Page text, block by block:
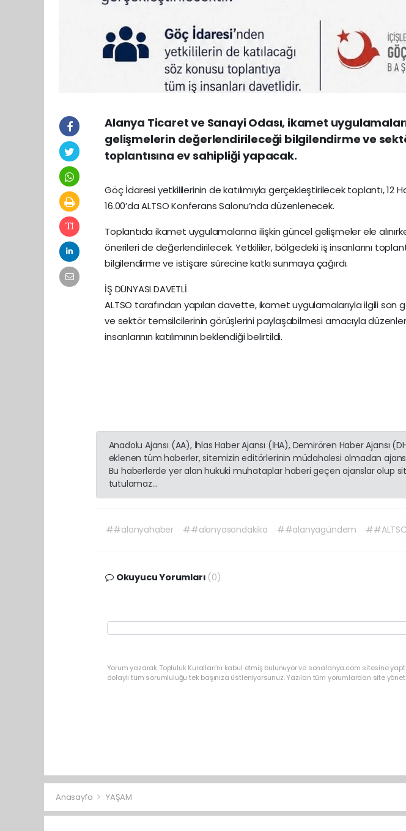
Alanya Ticaret ve Sanayi Odası, ikamet
gelişmelerin değerlendirileceği bilgilendirme ve
toplantısına ev sahipliği yapacak.
Göç İdaresi yetkililerinin de katılımıyla gerçekleştirilecek toplantı, 12
16.00’da ALTSO Konferans Salonu’nda düzenlenecek.
Toplantıda ikamet uygulamalarına ilişkin güncel gelişmeler ele
önerileri de değerlendirilecek. Yetkililer, bölgedeki iş insanlarını
bilgilendirme ve istişare sürecine katkı sunmaya çağırdı.
İŞ DÜNYASI DAVETLİ
ALTSO tarafından yapılan davette, ikamet uygulamalarıyla ilgili son
ve sektör temsilcilerinin görüşlerini paylaşabilmesi amacıyla
insanlarının katılımının beklendiği belirtildi.
Anadolu Ajansı (AA), İhlas Haber Ajansı (İHA), Demirören Haber Ajansı
eklenen tüm haberler, sitemizin editörlerinin müdahalesi olmadan
Bu haberlerde yer alan hukuki muhataplar haberi geçen ajanslar olup
tutulamaz...
##alanyahaber ##alanyasondakika ##alanyagündem
Okuyucu Yorumları (0)
Yorum yazarak Topluluk Kuralları’nı kabul etmiş bulunuyor ve sonalanya.com sitesine
dolaylı tüm sorumluluğu tek başınıza üstleniyorsunuz. Yazılan tüm yorumlardan site
Anasayfa YAŞAM